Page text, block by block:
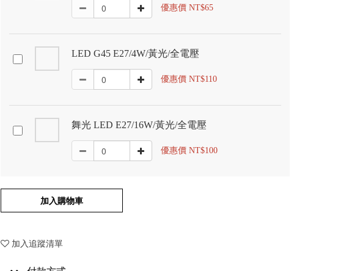
優惠價 NT$65
LED G45 E27/4W/黃光/全電壓
優惠價 NT$110
舞光 LED E27/16W/黃光/全電壓
優惠價 NT$100
加入購物車
加入追蹤清單